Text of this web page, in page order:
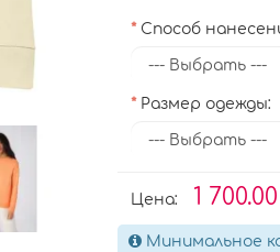
Способ
Размер одежды:
Цена: 1
Минимальное